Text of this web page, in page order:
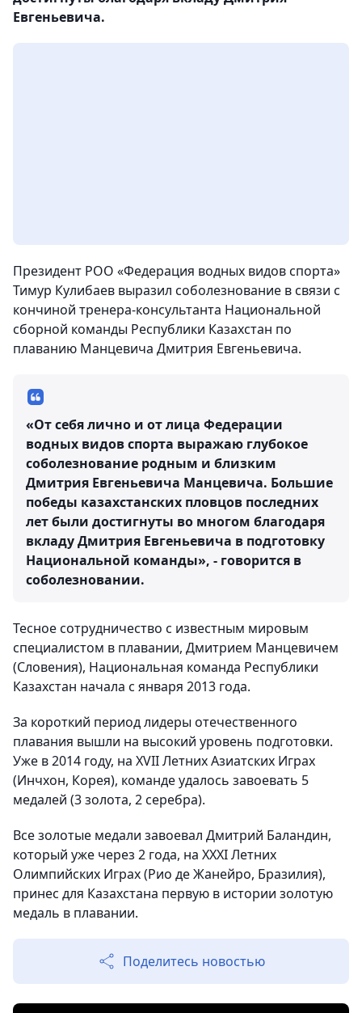
Евгеньевича.
Президент РОО «Федерация водных видов спорта»
Тимур Кулибаев выразил соболезнование в связи с
кончиной тренера-консультанта Национальной
сборной команды Республики Казахстан по
плаванию Манцевича Дмитрия Евгеньевича.
«От себя лично и от лица Федерации
водных видов спорта выражаю глубокое
соболезнование родным и близким
Дмитрия Евгеньевича Манцевича. Большие
победы казахстанских пловцов последних
лет были достигнуты во многом благодаря
вкладу Дмитрия Евгеньевича в подготовку
Национальной команды», - говорится в
соболезновании.
Тесное сотрудничество с известным мировым
специалистом в плавании, Дмитрием Манцевичем
(Словения), Национальная команда Республики
Казахстан начала с января 2013 года.
За короткий период лидеры отечественного
плавания вышли на высокий уровень подготовки.
Уже в 2014 году, на XVII Летних Азиатских Играх
(Инчхон, Корея), команде удалось завоевать 5
медалей (3 золота, 2 серебра).
Все золотые медали завоевал Дмитрий Баландин,
который уже через 2 года, на XXXI Летних
Олимпийских Играх (Рио де Жанейро, Бразилия),
принес для Казахстана первую в истории золотую
медаль в плавании.
Поделитесь новостью